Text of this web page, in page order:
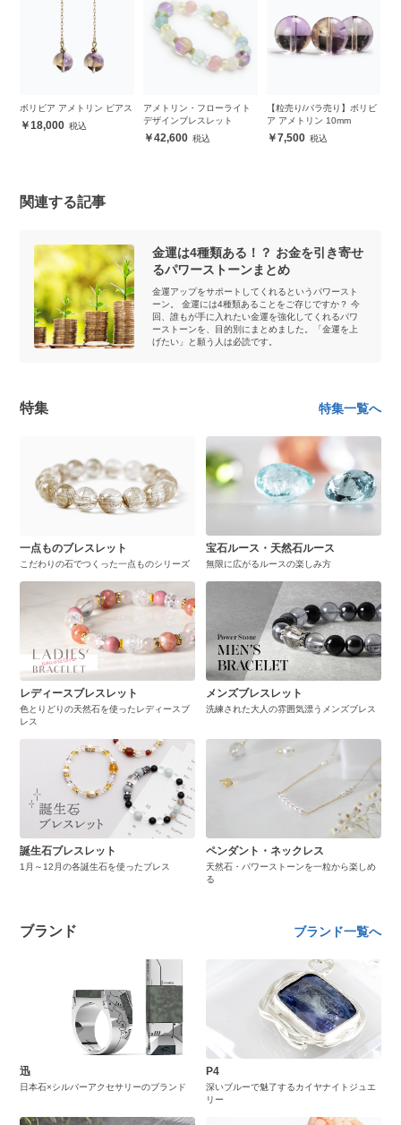
ボリビア アメトリン ピアス
18,000
アメトリン・フローライト
デザインブレスレット
42,600
【粒売り/バラ売り】ボリビ
ア アメトリン 10mm
7,500
関連する記事
金運は4種類ある！？ お金を引き寄せ
るパワーストーンまとめ
金運アップをサポートしてくれるというパワースト
ーン。 金運には4種類あることをご存じですか？ 今
回、誰もが手に入れたい金運を強化してくれるパワ
ーストーンを、目的別にまとめました。「金運を上
げたい」と願う人は必読です。
特集 特集一覧へ
一点ものブレスレット
こだわりの石でつくった一点ものシリーズ
宝石ルース・天然石ルース
無限に広がるルースの楽しみ方
レディースブレスレット
色とりどりの天然石を使ったレディースブ
レス
メンズブレスレット
洗練された大人の雰囲気漂うメンズブレス
誕生石ブレスレット
1月～12月の各誕生石を使ったブレス
ペンダント・ネックレス
天然石・パワーストーンを一粒から楽しめ
る
ブランド ブランド一覧へ
迅
日本石×シルバーアクセサリーのブランド
P4
深いブルーで魅了するカイヤナイトジュエ
リー